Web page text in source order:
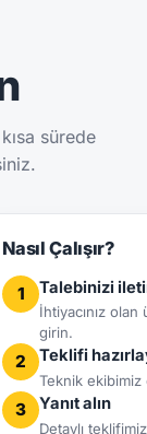
sürede
Nasıl Çalışır?
1 Talebinizi
İhtiyacınız
girin.
2 Teklifi
Teknik
3 Yanıt alın
Detaylı